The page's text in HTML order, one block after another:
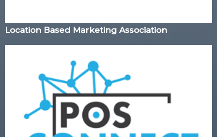
Location Based Marketing Association